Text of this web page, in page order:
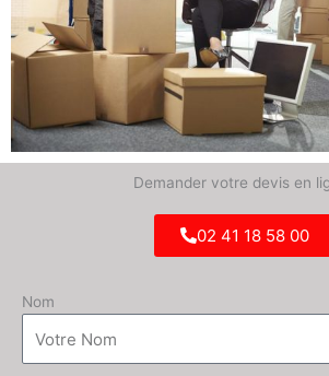
Demander votre devis en
02 41 18 58 00
Nom